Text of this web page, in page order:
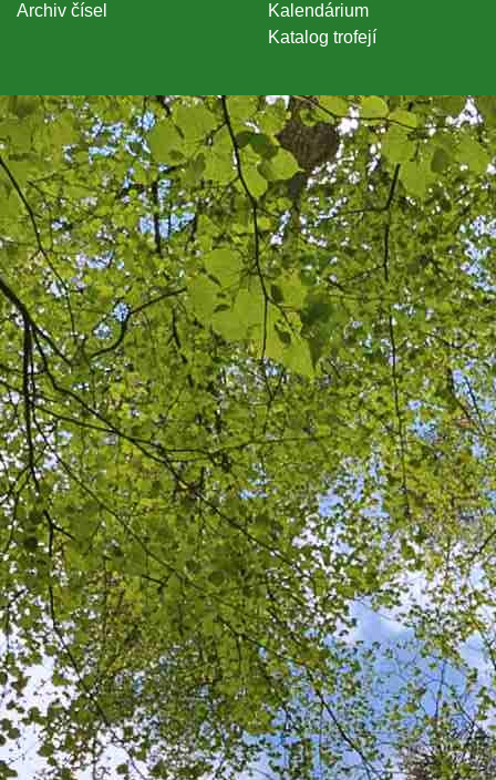
Archiv čísel
Kalendárium
Katalog trofejí